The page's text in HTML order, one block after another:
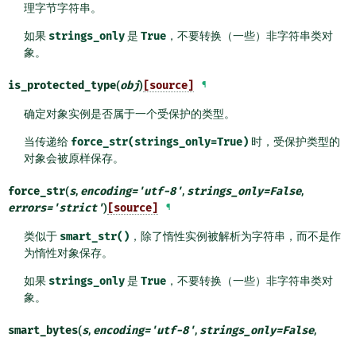
理字节字符串。
如果 strings_only是 True，不要转换（一些）非字符串类对
象。
is_protected_type(obj) [source] ¶
确定对象实例是否属于一个受保护的类型。
当传递给 force_str(strings_only=True) 时，受保护类型的
对象会被原样保存。
force_str(s, encoding='utf-8', strings_only=False,
errors='strict') [source] ¶
类似于 smart_str() ，除了惰性实例被解析为字符串，而不是作
为惰性对象保存。
如果 strings_only是 True，不要转换（一些）非字符串类对
象。
smart_bytes(s, encoding='utf-8', strings_only=False,